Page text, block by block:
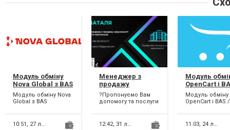
Модуль обміну
Nova Global з BAS
Модуль обміну Nova
Global з BAS
доставка — тепер
ще простіша! Якщо
ваш бізнес
10:51, 27 липня
Менеджер з
продажу
нерухомості(ріел
тор)
?Пропонуємо Вам
допомогу та послуги
нерухомості
(ріелтора) у місті
Кам'янське.?
12:42, 31 липня
Модуль
OpenCart і
1С
Модуль обміну
OpenCart і BAS
OpenCart?
Підключіть
— і забудьте
11:03, 24 липня